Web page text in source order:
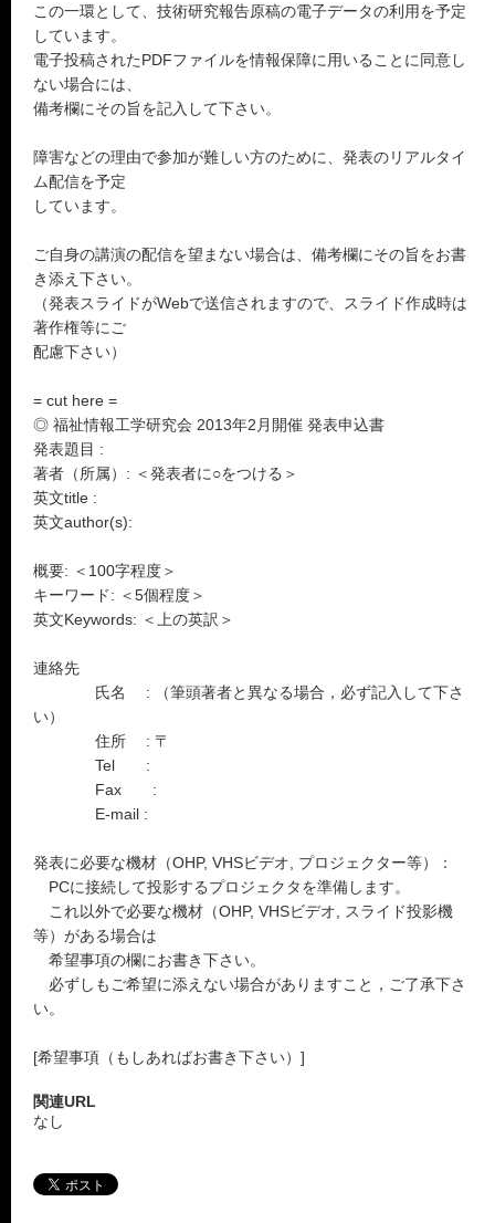
この一環として、技術研究報告原稿の電子データの利用を予定
しています。
電子投稿されたPDFファイルを情報保障に用いることに同意し
ない場合には、
備考欄にその旨を記入して下さい。
障害などの理由で参加が難しい方のために、発表のリアルタイ
ム配信を予定
しています。
ご自身の講演の配信を望まない場合は、備考欄にその旨をお書
き添え下さい。
（発表スライドがWebで送信されますので、スライド作成時は
著作権等にご
配慮下さい）
= cut here =
◎ 福祉情報工学研究会 2013年2月開催 発表申込書
発表題目 :
著者（所属）: ＜発表者に○をつける＞
英文title :
英文author(s):
概要: ＜100字程度＞
キーワード: ＜5個程度＞
英文Keywords: ＜上の英訳＞
連絡先
氏名 : （筆頭著者と異なる場合，必ず記入して下さ
い）
住所 : 〒
Tel :
Fax :
E-mail :
発表に必要な機材（OHP, VHSビデオ, プロジェクター等）：
PCに接続して投影するプロジェクタを準備します。
これ以外で必要な機材（OHP, VHSビデオ, スライド投影機
等）がある場合は
希望事項の欄にお書き下さい。
必ずしもご希望に添えない場合がありますこと，ご了承下さ
い。
[希望事項（もしあればお書き下さい）]
関連URL
なし